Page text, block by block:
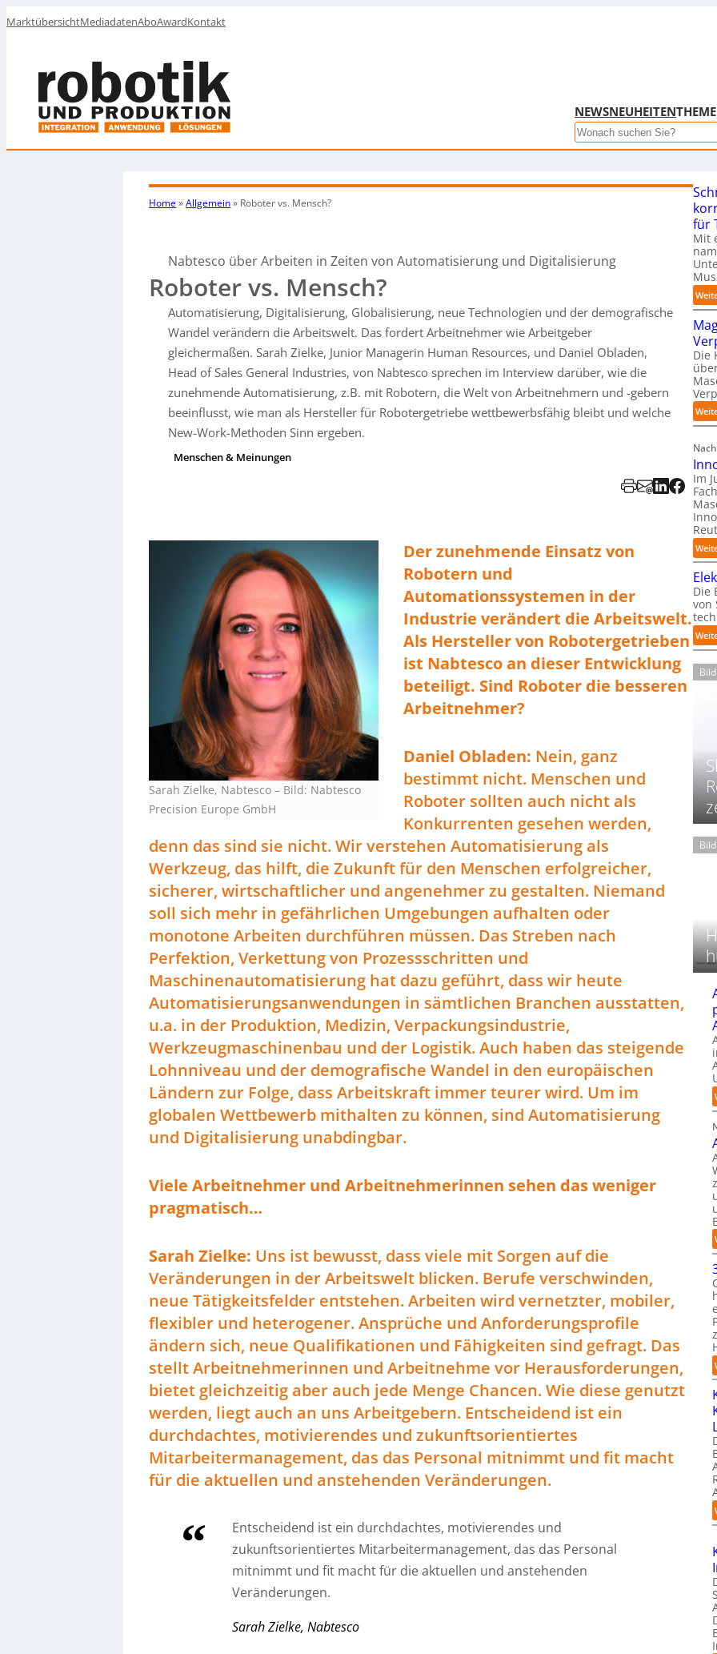
MarktübersichtMediadatenAboAwardKontakt
NEWSNEUHEITEN
Search
Home»Allgemein» Roboter vs. Mensch?
Nabtesco über Arbeiten in Zeiten von Automatisierung und Digitalisierung
Roboter vs. Mensch?
Automatisierung, Digitalisierung, Globalisierung, neue Technologien und der demografische
Wandel verändern die Arbeitswelt. Das fordert Arbeitnehmer wie Arbeitgeber
gleichermaßen. Sarah Zielke, Junior Managerin Human Resources, und Daniel Obladen,
Head of Sales General Industries, von Nabtesco sprechen im Interview darüber, wie die
zunehmende Automatisierung, z.B. mit Robotern, die Welt von Arbeitnehmern und -gebern
beeinflusst, wie man als Hersteller für Robotergetriebe wettbewerbsfähig bleibt und welche
New-Work-Methoden Sinn ergeben.
Menschen & Meinungen
Sarah Zielke, Nabtesco – Bild: Nabtesco
Precision Europe GmbH
Der zunehmende Einsatz von
Robotern und
Automationssystemen in der
Industrie verändert die Arbeitswelt.
Als Hersteller von Robotergetrieben
ist Nabtesco an dieser Entwicklung
beteiligt. Sind Roboter die besseren
Arbeitnehmer?
Daniel Obladen: Nein, ganz
bestimmt nicht. Menschen und
Roboter sollten auch nicht als
Konkurrenten gesehen werden,
denn das sind sie nicht. Wir verstehen Automatisierung als
Werkzeug, das hilft, die Zukunft für den Menschen erfolgreicher,
sicherer, wirtschaftlicher und angenehmer zu gestalten. Niemand
soll sich mehr in gefährlichen Umgebungen aufhalten oder
monotone Arbeiten durchführen müssen. Das Streben nach
Perfektion, Verkettung von Prozessschritten und
Maschinenautomatisierung hat dazu geführt, dass wir heute
Automatisierungsanwendungen in sämtlichen Branchen ausstatten,
u.a. in der Produktion, Medizin, Verpackungsindustrie,
Werkzeugmaschinenbau und der Logistik. Auch haben das steigende
Lohnniveau und der demografische Wandel in den europäischen
Ländern zur Folge, dass Arbeitskraft immer teurer wird. Um im
globalen Wettbewerb mithalten zu können, sind Automatisierung
und Digitalisierung unabdingbar.
Viele Arbeitnehmer und Arbeitnehmerinnen sehen das weniger
pragmatisch…
Sarah Zielke: Uns ist bewusst, dass viele mit Sorgen auf die
Veränderungen in der Arbeitswelt blicken. Berufe verschwinden,
neue Tätigkeitsfelder entstehen. Arbeiten wird vernetzter, mobiler,
flexibler und heterogener. Ansprüche und Anforderungsprofile
ändern sich, neue Qualifikationen und Fähigkeiten sind gefragt. Das
stellt Arbeitnehmerinnen und Arbeitnehme vor Herausforderungen,
bietet gleichzeitig aber auch jede Menge Chancen. Wie diese genutzt
werden, liegt auch an uns Arbeitgebern. Entscheidend ist ein
durchdachtes, motivierendes und zukunftsorientiertes
Mitarbeitermanagement, das das Personal mitnimmt und fit macht
für die aktuellen und anstehenden Veränderungen.
Entscheidend ist ein durchdachtes, motivierendes und
zukunftsorientiertes Mitarbeitermanagement, das das Personal
mitnimmt und fit macht für die aktuellen und anstehenden
Veränderungen.
Sarah Zielke, Nabtesco
für
Mit
Die
Im
Die
von